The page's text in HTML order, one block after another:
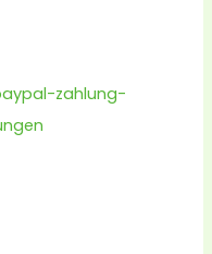
zahlung-